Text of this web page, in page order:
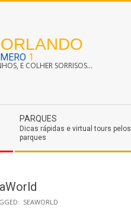
ORLANDO
1
E COLHER SORRISOS...
PARQUES
Dicas rápidas e virtual tours pelos
parques
SEAWORLD